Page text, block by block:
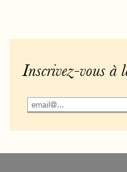
Inscrivez-vous à